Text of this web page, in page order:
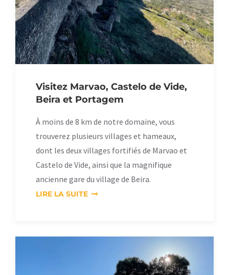
Visitez Marvao, Castelo de Vide,
Beira et Portagem
À moins de 8 km de notre domaine, vous
trouverez plusieurs villages et hameaux,
dont les deux villages fortifiés de Marvao et
Castelo de Vide, ainsi que la magnifique
ancienne gare du village de Beira.
LIRE LA SUITE